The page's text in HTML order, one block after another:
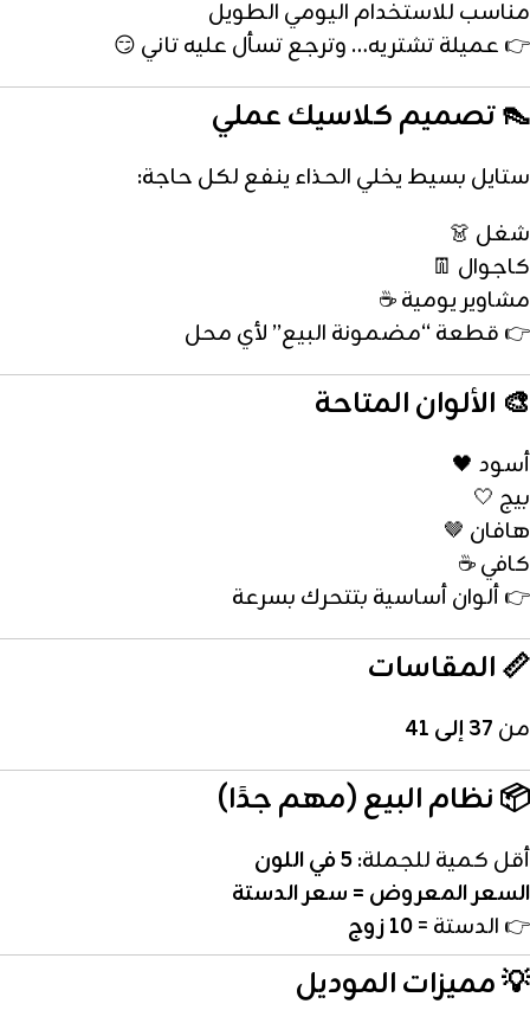
مناسب للاستخدام اليومي الطويل
👉 عميلة تشتريه… وترجع تسأل عليه تاني 😏
👠 تصميم كلاسيك عملي
ستايل بسيط يخلي الحذاء ينفع لكل حاجة:
شغل 👗
كاجوال 👖
مشاوير يومية ☕
👉 قطعة “مضمونة البيع” لأي محل
🎨 الألوان المتاحة
أسود 🖤
بيج 🤍
هافان 🤎
كافي ☕
👉 ألوان أساسية بتتحرك بسرعة
📏 المقاسات
من 37 إلى 41
📦 نظام البيع (مهم جدًا)
أقل كمية للجملة:5 في اللون
السعر المعروض = سعر الدستة
👉 الدستة =10 زوج
💡 مميزات الموديل